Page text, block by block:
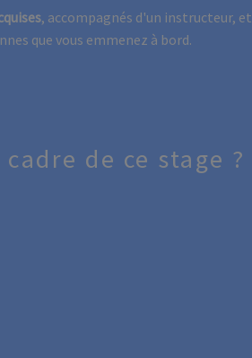
, accompagnés d'un instructeur, et
que vous emmenez à bord.
de ce stage ?